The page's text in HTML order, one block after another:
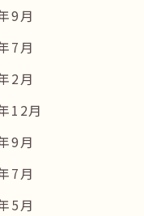
9月
7月
2月
12月
9月
7月
5月